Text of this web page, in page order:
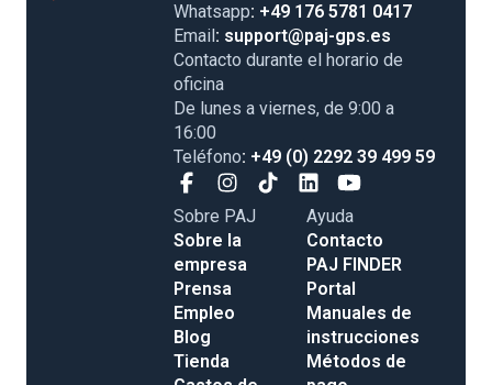
Whatsapp: +49 176 5781 0417
Email: support@paj-gps.es
Contacto durante el horario de
oficina
De lunes a viernes, de 9:00 a
16:00
Teléfono: +49 (0) 2292 39 499 59
Sobre PAJ
Sobre la
empresa
Prensa
Empleo
Blog
Tienda
Ayuda
Contacto
PAJ FINDER
Portal
Manuales de
instrucciones
Métodos de